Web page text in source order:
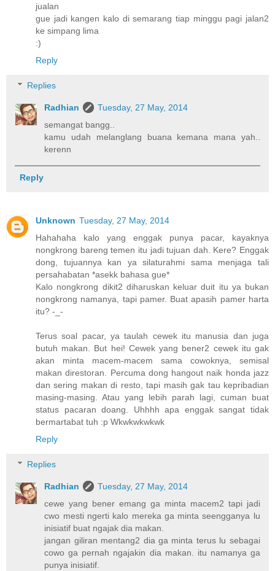
jualan
gue jadi kangen kalo di semarang tiap minggu pagi jalan2
ke simpang lima
:)
Reply
Replies
Radhian
Tuesday, 27 May, 2014
semangat bangg..
kamu udah melanglang buana kemana mana yah..
kerenn
Reply
Unknown Tuesday, 27 May, 2014
Hahahaha kalo yang enggak punya pacar, kayaknya
nongkrong bareng temen itu jadi tujuan dah. Kere? Enggak
dong, tujuannya kan ya silaturahmi sama menjaga tali
persahabatan *asekk bahasa gue*
Kalo nongkrong dikit2 diharuskan keluar duit itu ya bukan
nongkrong namanya, tapi pamer. Buat apasih pamer harta
itu? -_-
Terus soal pacar, ya taulah cewek itu manusia dan juga
butuh makan. But hei! Cewek yang bener2 cewek itu gak
akan minta macem-macem sama cowoknya, semisal
makan direstoran. Percuma dong hangout naik honda jazz
dan sering makan di resto, tapi masih gak tau kepribadian
masing-masing. Atau yang lebih parah lagi, cuman buat
status pacaran doang. Uhhhh apa enggak sangat tidak
bermartabat tuh :p Wkwkwkwkwk
Reply
Replies
Radhian
Tuesday, 27 May, 2014
cewe yang bener emang ga minta macem2 tapi jadi
cwo mesti ngerti kalo mereka ga minta seengganya lu
inisiatif buat ngajak dia makan.
jangan giliran mentang2 dia ga minta terus lu sebagai
cowo ga pernah ngajakin dia makan. itu namanya ga
punya inisiatif.